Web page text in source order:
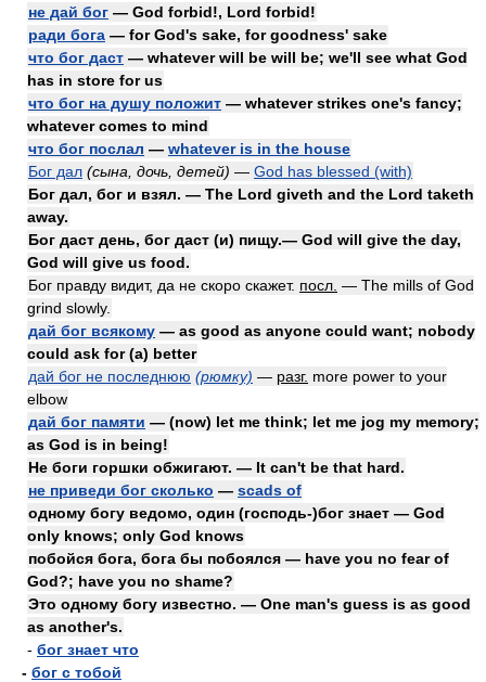
не дай бог — God forbid!, Lord forbid!
ради бога — for God's sake, for goodness' sake
что бог даст — whatever will be will be; we'll see what God
has in store for us
что бог на душу положит — whatever strikes one's fancy;
whatever comes to mind
что бог послал — whatever is in the house
Бог дал (сына, дочь, детей) — God has blessed (with)
Бог дал, бог и взял. — The Lord giveth and the Lord taketh
away.
Бог даст день, бог даст (и) пищу.— God will give the day,
God will give us food.
Бог правду видит, да не скоро скажет. посл. — The mills of God
grind slowly.
дай бог всякому — as good as anyone could want; nobody
could ask for (a) better
дай бог не последнюю (рюмку) — разг. more power to your
elbow
дай бог памяти — (now) let me think; let me jog my memory;
as God is in being!
Не боги горшки обжигают. — It can't be that hard.
не приведи бог сколько — scads of
одному богу ведомо, один (господь-)бог знает — God
only knows; only God knows
побойся бога, бога бы побоялся — have you no fear of
God?; have you no shame?
Это одному богу известно. — One man's guess is as good
as another's.
- бог знает что
- бог с тобой